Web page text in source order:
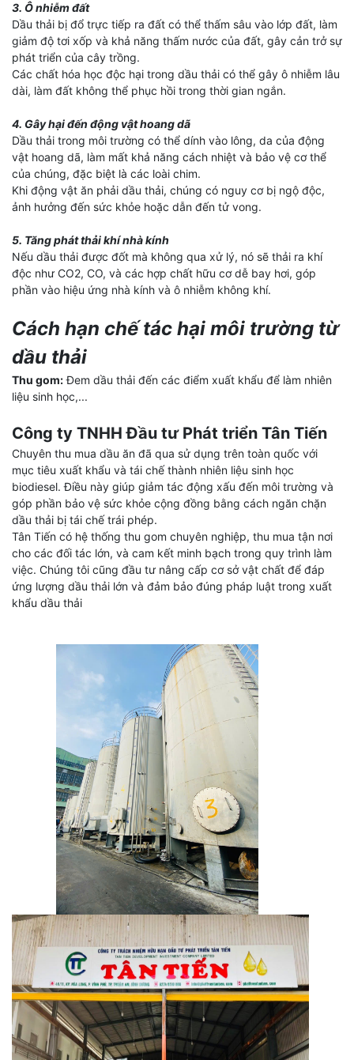
3. Ô nhiễm đất
Dầu thải bị đổ trực tiếp ra đất có thể thấm sâu vào lớp đất, làm
giảm độ tơi xốp và khả năng thấm nước của đất, gây cản trở sự
phát triển của cây trồng.
Các chất hóa học độc hại trong dầu thải có thể gây ô nhiễm lâu
dài, làm đất không thể phục hồi trong thời gian ngắn.
4. Gây hại đến động vật hoang dã
Dầu thải trong môi trường có thể dính vào lông, da của động
vật hoang dã, làm mất khả năng cách nhiệt và bảo vệ cơ thể
của chúng, đặc biệt là các loài chim.
Khi động vật ăn phải dầu thải, chúng có nguy cơ bị ngộ độc,
ảnh hưởng đến sức khỏe hoặc dẫn đến tử vong.
5. Tăng phát thải khí nhà kính
Nếu dầu thải được đốt mà không qua xử lý, nó sẽ thải ra khí
độc như CO2, CO, và các hợp chất hữu cơ dễ bay hơi, góp
phần vào hiệu ứng nhà kính và ô nhiễm không khí.
Cách hạn chế tác hại môi trường từ
dầu thải
Thu gom:Đem dầu thải đến các điểm xuất khẩu để làm nhiên
liệu sinh học,...
Công ty TNHH Đầu tư Phát triển Tân Tiến
Chuyên thu mua dầu ăn đã qua sử dụng trên toàn quốc với
mục tiêu xuất khẩu và tái chế thành nhiên liệu sinh học
biodiesel. Điều này giúp giảm tác động xấu đến môi trường và
góp phần bảo vệ sức khỏe cộng đồng bằng cách ngăn chặn
dầu thải bị tái chế trái phép.
Tân Tiến có hệ thống thu gom chuyên nghiệp, thu mua tận nơi
cho các đối tác lớn, và cam kết minh bạch trong quy trình làm
việc. Chúng tôi cũng đầu tư nâng cấp cơ sở vật chất để đáp
ứng lượng dầu thải lớn và đảm bảo đúng pháp luật trong xuất
khẩu dầu thải